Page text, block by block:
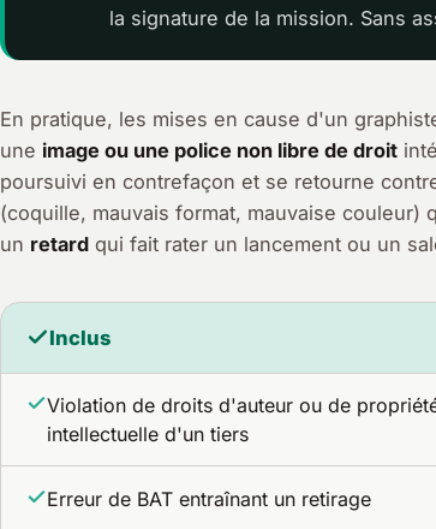
la signature de la mission. Sans
En pratique, les mises en cause d'un
une image ou une police non libre de droit
poursuivi en contrefaçon et se retourne
(coquille, mauvais format, mauvaise couleur)
un retard qui fait rater un lancement ou un
Inclus
Violation de droits d'auteur ou de
intellectuelle d'un tiers
Erreur de BAT entraînant un retirage